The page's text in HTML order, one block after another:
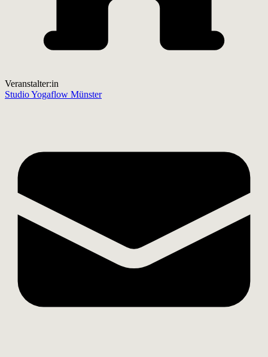
Veranstalter:in
Studio Yogaflow Münster